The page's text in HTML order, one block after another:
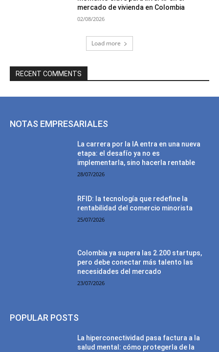
mercado de vivienda en Colombia
02/08/2026
Load more
RECENT COMMENTS
NOTAS EMPRESARIALES
La carrera por la IA entra en una nueva
etapa: el desafío ya no es
implementarla, sino hacerla rentable
28/07/2026
RFID: la tecnología que redefine la
rentabilidad del comercio minorista
25/07/2026
Colombia ya supera las 2.200 startups,
pero debe conectar más talento las
necesidades del mercado
23/07/2026
POPULAR POSTS
La hiperconectividad pasa factura a la
salud mental: cómo protegerla de la